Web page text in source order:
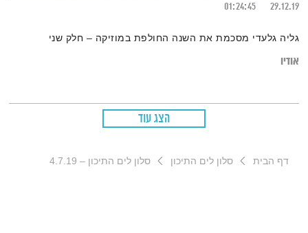
29.12.19
01:24:45
גליה גלעדי מסכמת את השנה החולפת במוזיקה – חלק שני
אודיו
הצג עוד
דף הבית סלון לים התיכון סלון לים התיכון – 4.7.19